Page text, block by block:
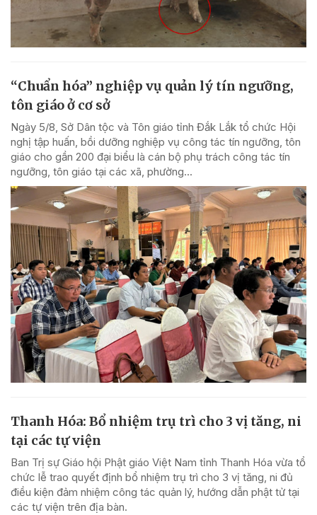
“Chuẩn hóa” nghiệp vụ quản lý tín ngưỡng,
tôn giáo ở cơ sở
Ngày 5/8, Sở Dân tộc và Tôn giáo tỉnh Đắk Lắk tổ chức Hội
nghị tập huấn, bồi dưỡng nghiệp vụ công tác tín ngưỡng, tôn
giáo cho gần 200 đại biểu là cán bộ phụ trách công tác tín
ngưỡng, tôn giáo tại các xã, phường...
Thanh Hóa: Bổ nhiệm trụ trì cho 3 vị tăng, ni
tại các tự viện
Ban Trị sự Giáo hội Phật giáo Việt Nam tỉnh Thanh Hóa vừa tổ
chức lễ trao quyết định bổ nhiệm trụ trì cho 3 vị tăng, ni đủ
điều kiện đảm nhiệm công tác quản lý, hướng dẫn phật tử tại
các tự viện trên địa bàn.